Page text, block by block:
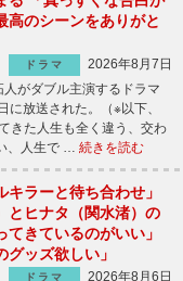
高のシーンをありがと
ドラマ
2026年8月7日
がダブル主演するドラマ
に放送された。（※以下、
きた人生も全く違う、交わ
、人生で … 続きを読む
キラーと待ち合わせ」
とヒナタ（関水渚）の
きているのがいい」
グッズ欲しい」
ドラマ
2026年8月6日